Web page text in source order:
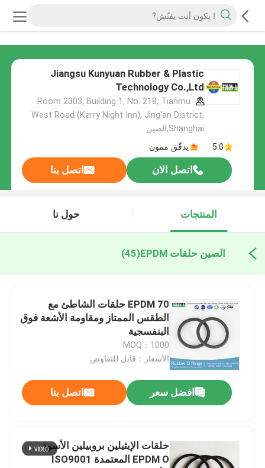
Jiangsu Kunyuan Rubber & Plastic
Technology Co.,Ltd
Room 2303, Building 1, No. 218, Tianmu
West Road (Kerry Night Inn), Jing'an District,
Shanghai,الصين
5.0
يدقّق ممون
اتصل الان اتصل بنا
المنتجات حول نا
الصين حلقات EPDM (45)
EPDM 70 حلقات الشاطئ مع
الطقس الممتاز ومقاومة الأشعة فوق
البنفسجية
MOQ：1000
الأسعار：قابل للتفاوض
افضل سعر اتصل بنا
حلقات الإيثيلين بروبيلين الأسود
EPDM O المعتمدة ISO9001